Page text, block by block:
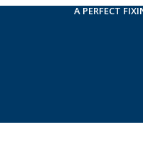
A PERFECT